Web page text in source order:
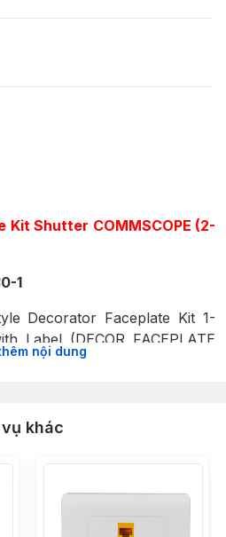
Kit Shutter COMMSCOPE (2-
1
Decorator Faceplate Kit 1-
Label (DECOR FACEPLATE
LABEL).
jack cắm chuẩn SL,
jack cắm đa phương tiện
(shielded) và không bọc giáp
cho những outlet trong work
kế dạng single gang theo
cổng. Mặt âm tường US Style
nội dung
khác